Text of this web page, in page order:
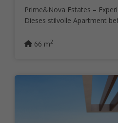
Prime&Nova Estates –
Dieses stilvolle Apartment
66 m2